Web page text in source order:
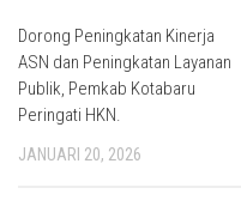
Dorong Peningkatan Kinerja
ASN dan Peningkatan Layanan
Publik, Pemkab Kotabaru
Peringati HKN.
JANUARI 20, 2026